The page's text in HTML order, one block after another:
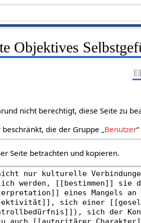
Objektives
nicht berechtigt, diese Seite zu
die der Gruppe „Benutzer
Seite betrachten und kopieren.